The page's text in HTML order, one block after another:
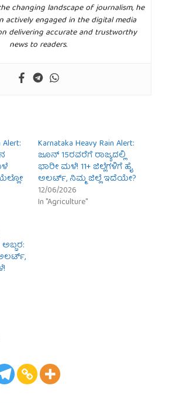
changing landscape of journalism, he
actively engaged in the digital media
delivering accurate and trustworthy
news to readers.
Alert:
Karnataka Heavy Rain Alert:
ಜೂನ್ 15ರವರೆಗೆ ರಾಜ್ಯದಲ್ಲಿ
ಭಾರೀ ಮಳೆ! 11+ ಜಿಲ್ಲೆಗಳಿಗೆ ಹೈ
ಅಲರ್ಟ್, ನಿಮ್ಮ ಜಿಲ್ಲೆ ಇದೆಯೇ?
12/06/2026
In "Agriculture"